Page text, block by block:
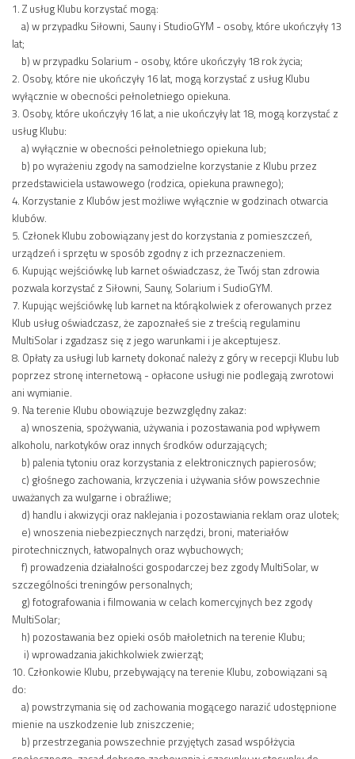
1. Z usług Klubu korzystać mogą:
a) w przypadku Siłowni, Sauny i StudioGYM - osoby, które ukończyły 13
lat;
b) w przypadku Solarium - osoby, które ukończyły 18 rok życia;
2. Osoby, które nie ukończyły 16 lat, mogą korzystać z usług Klubu
wyłącznie w obecności pełnoletniego opiekuna.
3. Osoby, które ukończyły 16 lat, a nie ukończyły lat 18, mogą korzystać z
usług Klubu:
a) wyłącznie w obecności pełnoletniego opiekuna lub;
b) po wyrażeniu zgody na samodzielne korzystanie z Klubu przez
przedstawiciela ustawowego (rodzica, opiekuna prawnego);
4. Korzystanie z Klubów jest możliwe wyłącznie w godzinach otwarcia
klubów.
5. Członek Klubu zobowiązany jest do korzystania z pomieszczeń,
urządzeń i sprzętu w sposób zgodny z ich przeznaczeniem.
6. Kupując wejściówkę lub karnet oświadczasz, że Twój stan zdrowia
pozwala korzystać z Siłowni, Sauny, Solarium i SudioGYM.
7. Kupując wejściówkę lub karnet na którąkolwiek z oferowanych przez
Klub usług oświadczasz, że zapoznałeś sie z treścią regulaminu
MultiSolar i zgadzasz się z jego warunkami i je akceptujesz.
8. Opłaty za usługi lub karnety dokonać należy z góry w recepcji Klubu lub
poprzez stronę internetową - opłacone usługi nie podlegają zwrotowi
ani wymianie.
9. Na terenie Klubu obowiązuje bezwzględny zakaz:
a) wnoszenia, spożywania, używania i pozostawania pod wpływem
alkoholu, narkotyków oraz innych środków odurzających;
b) palenia tytoniu oraz korzystania z elektronicznych papierosów;
c) głośnego zachowania, krzyczenia i używania słów powszechnie
uważanych za wulgarne i obraźliwe;
d) handlu i akwizycji oraz naklejania i pozostawiania reklam oraz ulotek;
e) wnoszenia niebezpiecznych narzędzi, broni, materiałów
pirotechnicznych, łatwopalnych oraz wybuchowych;
f) prowadzenia działalności gospodarczej bez zgody MultiSolar, w
szczególności treningów personalnych;
g) fotografowania i filmowania w celach komercyjnych bez zgody
MultiSolar;
h) pozostawania bez opieki osób małoletnich na terenie Klubu;
i) wprowadzania jakichkolwiek zwierząt;
10. Członkowie Klubu, przebywający na terenie Klubu, zobowiązani są
do:
a) powstrzymania się od zachowania mogącego narazić udostępnione
mienie na uszkodzenie lub zniszczenie;
b) przestrzegania powszechnie przyjętych zasad współżycia